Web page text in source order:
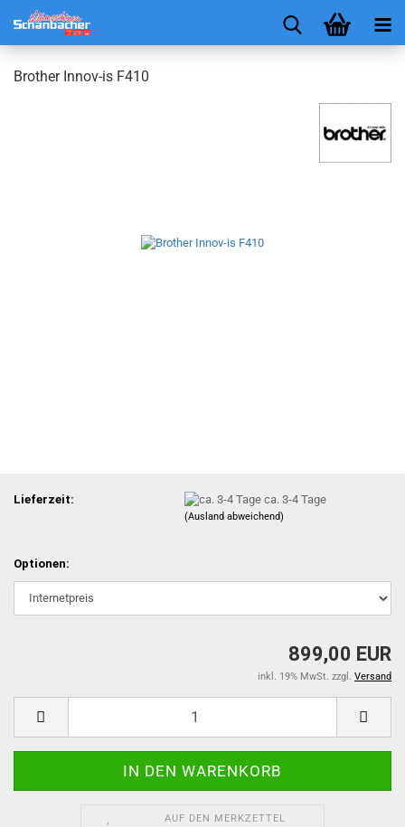
Brother Innov-is F410
Lieferzeit: ca. 3-4 Tage
(Ausland abweichend)
Optionen:
899,00 EUR
inkl. 19% MwSt. zzgl. Versand
AUF DEN MERKZETTEL